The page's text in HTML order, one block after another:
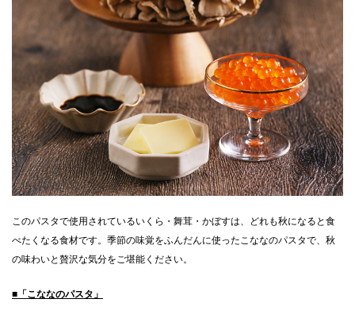
このパスタで使用されているいくら・舞茸・かぼすは、どれも秋になると食
べたくなる食材です。季節の味覚をふんだんに使ったこななのパスタで、秋
の味わいと贅沢な気分をご堪能ください。
■「こななのパスタ」